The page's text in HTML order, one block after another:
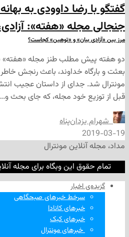
رضا داوودی به بهانه
«هفته»: آزادی، ذات
بیان» و «توهین» کجاست؟
مطلب طنز مجله «هفته» به قلم بهروز
خداوند، باعث رنجش خاطر عده‌ای از
جدای از داستان عجیب انتشار خبر
خود مجله، که جای بحث و...
مونترال
این وبگاه برای مجله آنلاین
اخبار
سرخط خبرهای صبحگاهی
خبرهای کانادا
خبرهای کبک
‌ خبرهای مونترال